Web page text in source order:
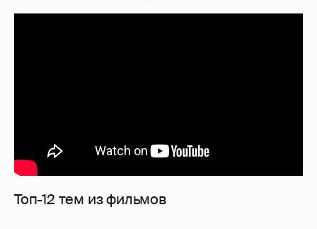
Топ-12 тем из фильмов